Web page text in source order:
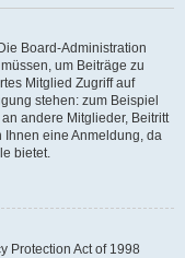
Board-Administration
um Beiträge zu
Mitglied Zugriff auf
stehen: zum Beispiel
andere Mitglieder, Beitritt
Ihnen eine Anmeldung, da
bietet.
Protection Act of 1998